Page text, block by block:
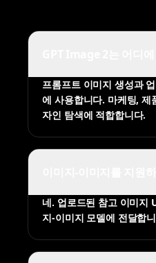
프롬프트 이미지 생성과
에 사용합니다. 마케팅, 제
자인 탐색에 적합합니다.
네. 업로드된 참고 이미지
지-이미지 모델에 전달합